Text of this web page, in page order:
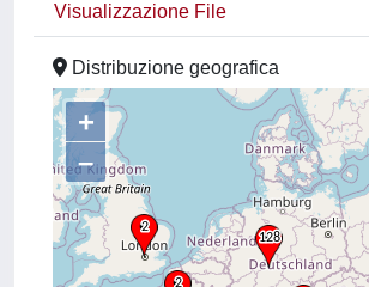
Visualizzazione File
Distribuzione geografica
+
–